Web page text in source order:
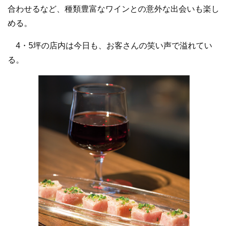
合わせるなど、種類豊富なワインとの意外な出会いも楽し
める。
4・5坪の店内は今日も、お客さんの笑い声で溢れてい
る。